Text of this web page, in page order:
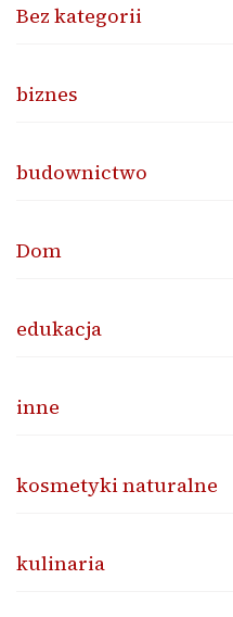
Bez kategorii
biznes
budownictwo
Dom
edukacja
inne
kosmetyki naturalne
kulinaria